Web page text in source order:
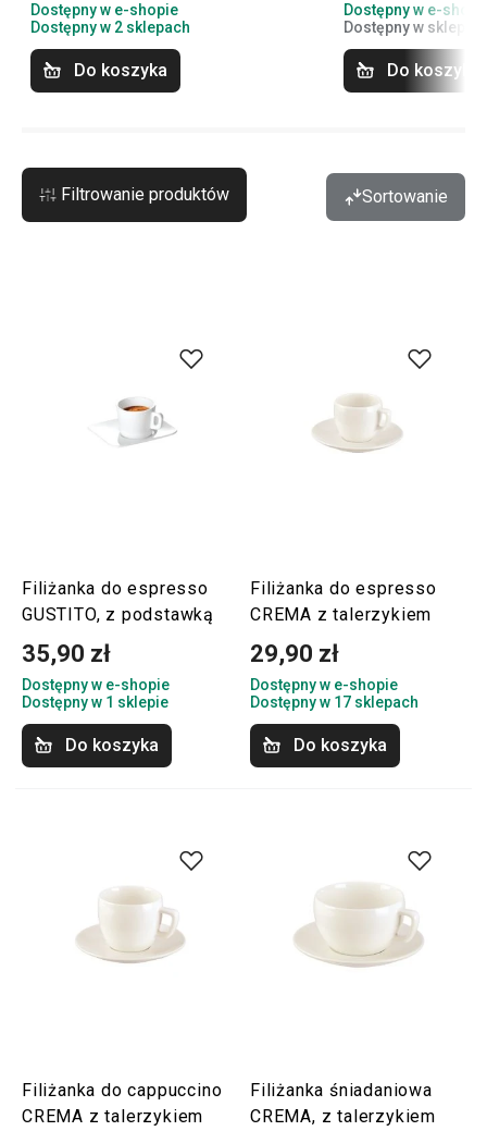
Dostępny w e-shopie
Dostępny w 2 sklepach
Do koszyka
Dostępny w e-
Dostępny w
Do koszyka
Filtrowanie produktów Sortowanie
Filiżanka do espresso
GUSTITO, z podstawką
35,90 zł
Dostępny w e-shopie
Dostępny w 1 sklepie
Do koszyka
Filiżanka do espresso
CREMA z talerzykiem
29,90 zł
Dostępny w e-shopie
Dostępny w 17 sklepach
Do koszyka
Filiżanka do cappuccino
CREMA z talerzykiem
Filiżanka śniadaniowa
CREMA, z talerzykiem